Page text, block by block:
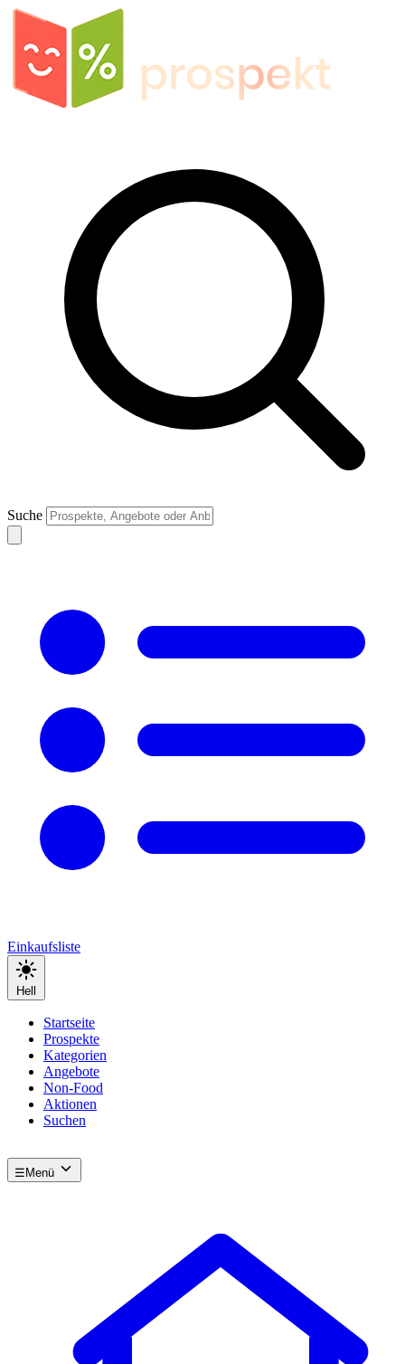
Suche
Einkaufsliste
Hell
Startseite
Prospekte
Kategorien
Angebote
Non-Food
Aktionen
Suchen
☰ Menü